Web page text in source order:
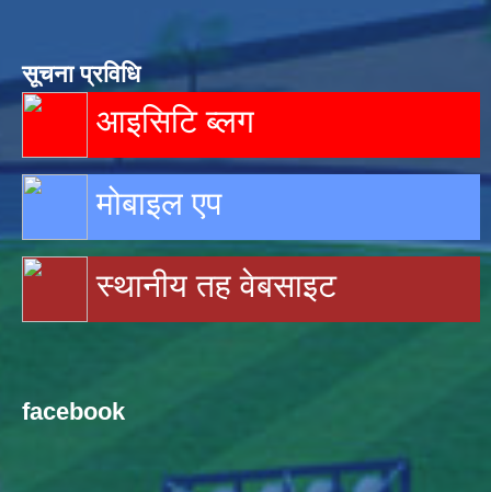
सूचना प्रविधि
आइसिटि ब्लग
मोबाइल एप
स्थानीय तह वेबसाइट
facebook